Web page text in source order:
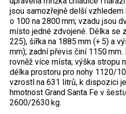
jsou samozřejně delší
o 100 na 2800 mm; vzadu jsou
místo jedné zdvojené. Délka se
225), šířka na 1885 mm (+ 5) a
mm); zadní převis činí 1150
rovněž více místa; výška stropu
délka prostoru pro nohy 1120/
vzrostl na 631 litrů, k dispozici
hmotnost Grand Santa Fe v
2600/2630 kg.